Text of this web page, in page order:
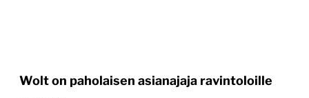
Wolt on paholaisen asianajaja ravintoloille